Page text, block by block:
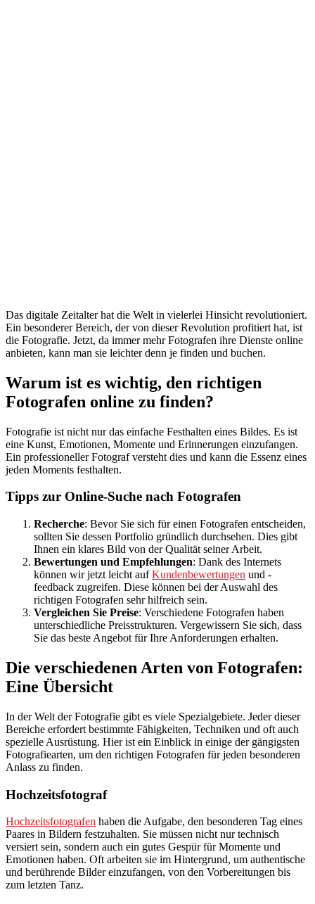
Das digitale Zeitalter hat die Welt in vielerlei Hinsicht revolutioniert.
Ein besonderer Bereich, der von dieser Revolution profitiert hat, ist
die Fotografie. Jetzt, da immer mehr Fotografen ihre Dienste online
anbieten, kann man sie leichter denn je finden und buchen.
Warum ist es wichtig, den richtigen
Fotografen online zu finden?
Fotografie ist nicht nur das einfache Festhalten eines Bildes. Es ist
eine Kunst, Emotionen, Momente und Erinnerungen einzufangen.
Ein professioneller Fotograf versteht dies und kann die Essenz eines
jeden Moments festhalten.
Tipps zur Online-Suche nach Fotografen
Recherche: Bevor Sie sich für einen Fotografen entscheiden,
sollten Sie dessen Portfolio gründlich durchsehen. Dies gibt
Ihnen ein klares Bild von der Qualität seiner Arbeit.
Bewertungen und Empfehlungen: Dank des Internets
können wir jetzt leicht aufKundenbewertungen und -
feedback zugreifen. Diese können bei der Auswahl des
richtigen Fotografen sehr hilfreich sein.
Vergleichen Sie Preise: Verschiedene Fotografen haben
unterschiedliche Preisstrukturen. Vergewissern Sie sich, dass
Sie das beste Angebot für Ihre Anforderungen erhalten.
Die verschiedenen Arten von Fotografen:
Eine Übersicht
In der Welt der Fotografie gibt es viele Spezialgebiete. Jeder dieser
Bereiche erfordert bestimmte Fähigkeiten, Techniken und oft auch
spezielle Ausrüstung. Hier ist ein Einblick in einige der gängigsten
Fotografiearten, um den richtigen Fotografen für jeden besonderen
Anlass zu finden.
Hochzeitsfotograf
Hochzeitsfotografen haben die Aufgabe, den besonderen Tag eines
Paares in Bildern festzuhalten. Sie müssen nicht nur technisch
versiert sein, sondern auch ein gutes Gespür für Momente und
Emotionen haben. Oft arbeiten sie im Hintergrund, um authentische
und berührende Bilder einzufangen, von den Vorbereitungen bis
zum letzten Tanz.